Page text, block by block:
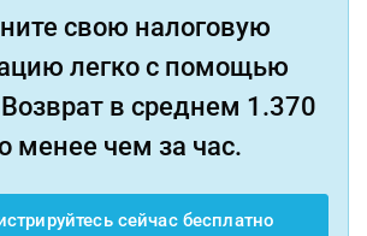
свою налоговую
легко с помощью
в среднем 1.370
менее чем за час.
сейчас бесплатно